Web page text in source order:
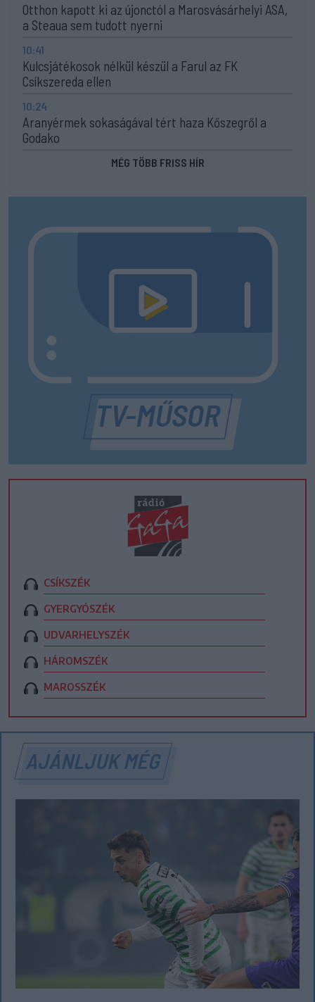
Otthon kapott ki az újonctól a Marosvásárhelyi ASA,
a Steaua sem tudott nyerni
10:41
Kulcsjátékosok nélkül készül a Farul az FK
Csíkszereda ellen
10:24
Aranyérmek sokaságával tért haza Kőszegről a
Godako
MÉG TÖBB FRISS HÍR
CSÍKSZÉK
GYERGYÓSZÉK
UDVARHELYSZÉK
HÁROMSZÉK
MAROSSZÉK
AJÁNLJUK MÉG